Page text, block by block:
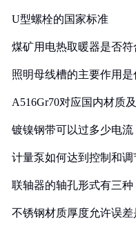
U型螺栓的国家标准
煤矿用电热取暖器是否
照明母线槽的主要作用是
A516Gr70对应国内材质
镀镍钢带可以过多少电流
计量泵如何达到控制和
联轴器的轴孔形式有三
不锈钢材质厚度允许误差